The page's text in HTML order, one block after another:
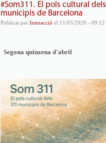
#Som311. El pols cultural dels
municipis de Barcelona
Publicat per Interacció el 11/05/2026 - 09:12
Segona quinzena d'abril